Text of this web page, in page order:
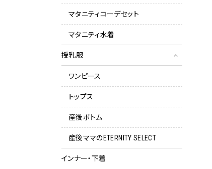
マタニティコーデセット
マタニティ水着
授乳服
ワンピース
トップス
産後ボトム
産後ママのETERNITY SELECT
インナー・下着